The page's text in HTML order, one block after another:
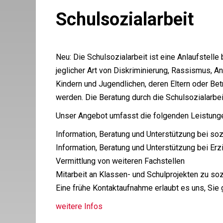
Schulsozialarbeit
Neu: Die Schulsozialarbeit ist eine
jeglicher Art von Diskriminierung, Rassismus,
Kindern und Jugendlichen, deren Eltern oder
werden. Die Beratung durch die
Unser Angebot umfasst die folgenden
Information, Beratung und Unterstützung bei
Information, Beratung und Unterstützung bei
Vermittlung von weiteren Fachstellen
Mitarbeit an Klassen- und Schulprojekten zu
Eine frühe Kontaktaufnahme erlaubt es uns,
weitere Infos